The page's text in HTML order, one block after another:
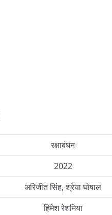
रक्षाबंधन
2022
अरिजीत सिंह, श्रेया घोषाल
हिमेश रेशमिया